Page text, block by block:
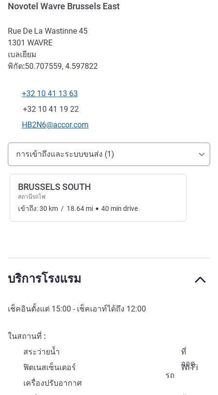
Novotel Wavre Brussels East
Rue De La Wastinne 45
1301 WAVRE
เบลเยียม
พิกัด:50.707559, 4.597822
โทรศัพท์
+32 10 41 13 63
แฟกซ์
+32 10 41 19 22
อีเมลติดต่อ
HB2N6@accor.com
การเข้าถึงและการเดินทาง
การเข้าถึงและระบบขนส่ง (1)
BRUSSELS SOUTH
สถานีรถไฟ
เข้าถึง:30 km / 18.64 mi 40 min drive
บริการโรงแรม
เช็คอินตั้งแต่ 15:00 - เช็คเอาท์ได้ถึง 12:00
ในสถานที่
สระว่ายน้ำ
ที่
จอด
รถ
ฟิตเนสเซ็นเตอร์
Wi-Fi
เครื่องปรับอากาศ